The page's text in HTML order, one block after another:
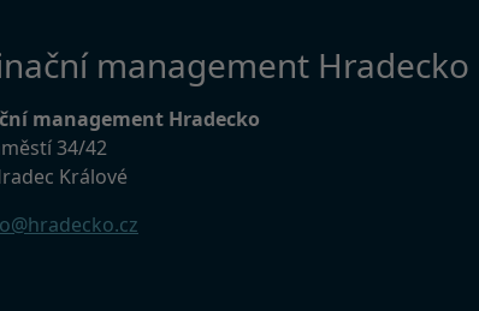
management Hradecko
management Hradecko
34/42
Králové